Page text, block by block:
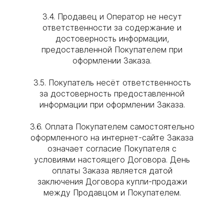
3.4. Продавец и Оператор не несут
ответственности за содержание и
достоверность информации,
предоставленной Покупателем при
оформлении Заказа.
3.5. Покупатель несёт ответственность
за достоверность предоставленной
информации при оформлении Заказа.
3.6. Оплата Покупателем самостоятельно
оформленного на интернет-сайте Заказа
означает согласие Покупателя с
условиями настоящего Договора. День
оплаты Заказа является датой
заключения Договора купли-продажи
между Продавцом и Покупателем.